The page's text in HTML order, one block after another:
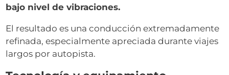
bajo nivel de vibraciones.
El resultado es una conducción extremadamente
refinada, especialmente apreciada durante viajes
largos por autopista.